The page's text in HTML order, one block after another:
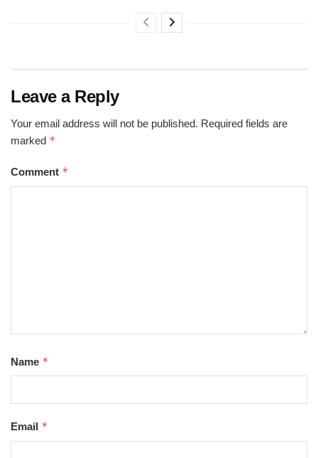
Leave a Reply
Your email address will not be published. Required fields are
marked *
Comment *
Name *
Email *